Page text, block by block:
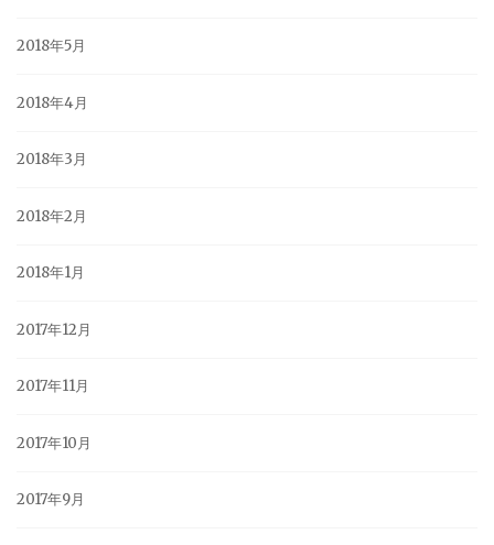
2018年5月
2018年4月
2018年3月
2018年2月
2018年1月
2017年12月
2017年11月
2017年10月
2017年9月